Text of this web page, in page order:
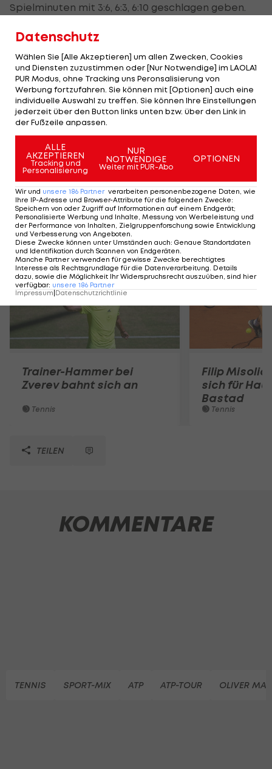
Spielminuten mit 3:6, 6:3, 6:10 geschlagen geben.
Damit sind aus österreichischer Sicht nur mehr
Doppelbewerb mit dabei. Das Wild-Card-Duo
spielt in Runde zwei gegen die an zwei gesetzten
Lukasz Kubot/Marcelo Melo (POL/BRA).
HIGHLIGHTS: LASK - SK Sturm Graz
Fußball - Frauen-Bundesliga
FC Blau-Weiß Linz
Mehr zum Thema
Trainer-Hammer bei
Zverev bahnt sich an
Tennis
Filip
sich für
Bastad
Tennis
TEILEN
KOMMENTARE
TENNIS SPORT-MIX ATP ATP-TOUR OLIVER
Datenschutz
Wählen Sie [Alle Akzeptieren] um allen Zwecken, Cookies
und Diensten zuzustimmen oder [Nur Notwendige] im LAOLA1
PUR Modus, ohne Tracking uns Peronsalisierung von
Werbung fortzufahren. Sie können mit [Optionen] auch eine
individuelle Auswahl zu treffen. Sie können Ihre Einstellungen
jederzeit über den Button links unten bzw. über den Link in
der Fußzeile anpassen.
ALLE
AKZEPTIEREN
Tracking und
Personalisierung
NUR
NOTWENDIGE
Weiter mit PUR-Abo
OPTIONEN
Wir und unsere 186 Partner verarbeiten personenbezogene Daten, wie
Ihre IP-Adresse und Browser-Attribute für die folgenden Zwecke:
Speichern von oder Zugriff auf Informationen auf einem Endgerät;
Personalisierte Werbung und Inhalte, Messung von Werbeleistung und
der Performance von Inhalten, Zielgruppenforschung sowie Entwicklung
und Verbesserung von Angeboten
Diese Zwecke können unter Umständen auch: Genaue Standortdaten
und Identifikation durch Scannen von Endgeräten
Manche Partner verwenden für gewisse Zwecke berechtigtes
Interesse als Rechtsgrundlage für die Datenverarbeitung. Details
dazu, sowie die Möglichkeit Ihr Widerspruchsrecht auszuüben, sind hier
verfügbar: unsere 186 Partner
Impressum|Datenschutzrichtlinie